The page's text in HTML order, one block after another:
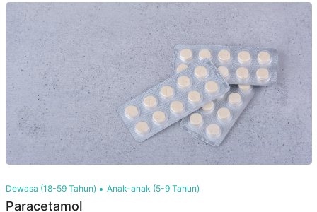
Dewasa (18-59 Tahun) Anak-anak (5-9 Tahun)
Paracetamol